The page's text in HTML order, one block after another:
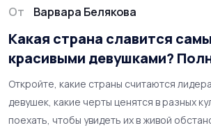
От Варвара Белякова
Какая страна славится
красивыми девушками?
Откройте, какие страны считаются
девушек, какие черты ценятся в разных
поехать, чтобы увидеть их в живой